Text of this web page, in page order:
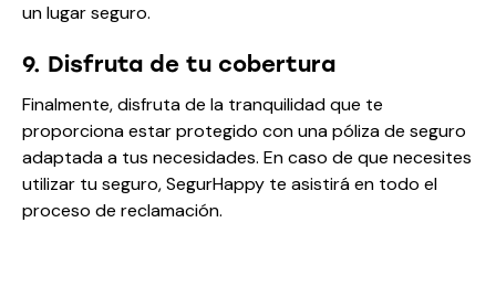
un lugar seguro.
9. Disfruta de tu cobertura
Finalmente, disfruta de la tranquilidad que te
proporciona estar protegido con una póliza de seguro
adaptada a tus necesidades. En caso de que necesites
utilizar tu seguro,SegurHappy te asistirá en todo el
proceso de reclamación.